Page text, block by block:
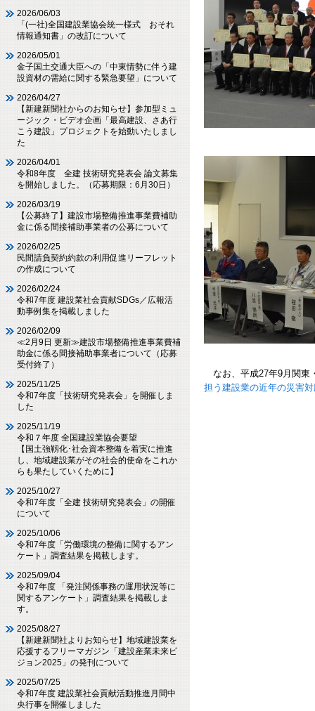
なお、平成27年9月関東
担う建設業の近年の災害
2026/06/03
「(一社)全国建設業協会統一様式 おそれ
情報通知書」の改訂について
2026/05/01
金子国土交通大臣への「中東情勢に伴う建
設資材の需給に関する緊急要望」について
2026/04/27
【新建新聞社からのお知らせ】参加型ミュ
ージック・ビデオ企画「最高建設、さあ行
こう建設」プロジェクトを始動いたしまし
た
2026/04/01
令和8年度 全建 技術研究発表会 論文募集
を開始しました。（応募期限：6月30日）
2026/03/19
【公募終了】建設市場整備推進事業費補助
金に係る間接補助事業者の公募について
2026/02/25
民間請負契約約款の利用促進リーフレット
の作成について
2026/02/24
令和7年度 建設業社会貢献SDGs／広報活
動事例集を掲載しました
2026/02/09
≪2月9日 更新≫建設市場整備推進事業費補
助金に係る間接補助事業者について（応募
受付終了）
2025/11/25
令和7年度「技術研究発表会」を開催しま
した
2025/11/19
令和７年度 全国建設業協会要望
【国土強靱化･社会資本整備を着実に推進
し、地域建設業がその社会的使命をこれか
らも果たしていくために】
2025/10/27
令和7年度「全建 技術研究発表会」の開催
について
2025/10/06
令和7年度「労働環境の整備に関するアン
ケート」調査結果を掲載します。
2025/09/04
令和7年度 「発注関係事務の運用状況等に
関するアンケート」調査結果を掲載しま
す。
2025/08/27
【新建新聞社よりお知らせ】地域建設業を
応援するフリーマガジン「建設産業未来ビ
ジョン2025」の発刊について
2025/07/25
令和7年度 建設業社会貢献活動推進月間中
央行事を開催しました